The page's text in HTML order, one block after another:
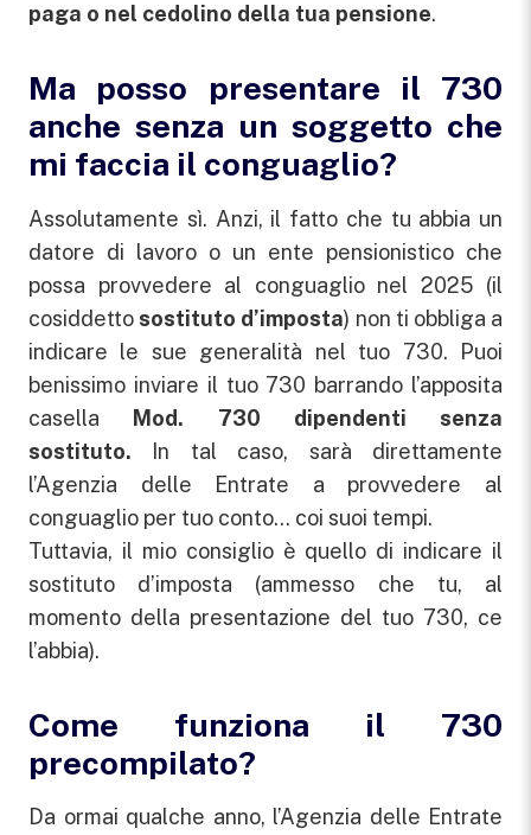
paga o nel cedolino della tua pensione.
Ma posso presentare il 730
anche senza un soggetto che
mi faccia il conguaglio?
Assolutamente sì. Anzi, il fatto che tu abbia un
datore di lavoro o un ente pensionistico che
possa provvedere al conguaglio nel 2025 (il
cosiddetto sostituto d’imposta) non ti obbliga a
indicare le sue generalità nel tuo 730. Puoi
benissimo inviare il tuo 730 barrando l’apposita
casella Mod. 730 dipendenti senza
sostituto. In tal caso, sarà direttamente
l’Agenzia delle Entrate a provvedere al
conguaglio per tuo conto… coi suoi tempi.
Tuttavia, il mio consiglio è quello di indicare il
sostituto d’imposta (ammesso che tu, al
momento della presentazione del tuo 730, ce
l’abbia).
Come funziona il 730
precompilato?
Da ormai qualche anno, l’Agenzia delle Entrate